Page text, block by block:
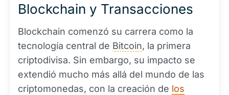
Blockchain y Transacciones
Blockchain comenzó su carrera como la
tecnología central de Bitcoin, la primera
criptodivisa. Sin embargo, su impacto se
extendió mucho más allá del mundo de las
criptomonedas, con la creación de los